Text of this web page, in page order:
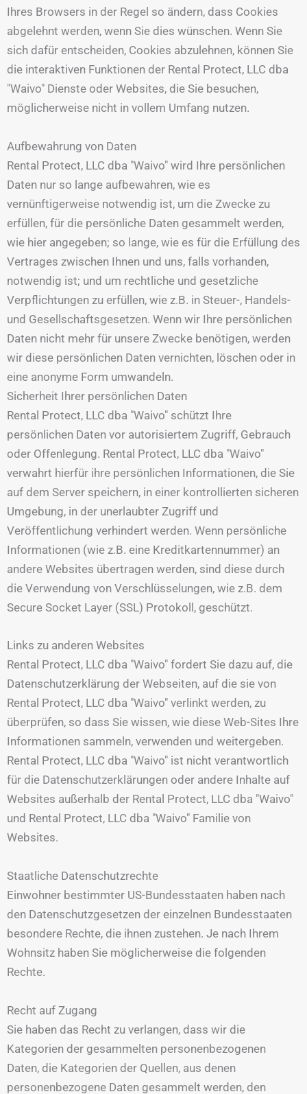
Ihres Browsers in der Regel so ändern, dass Cookies
abgelehnt werden, wenn Sie dies wünschen. Wenn Sie
sich dafür entscheiden, Cookies abzulehnen, können Sie
die interaktiven Funktionen der Rental Protect, LLC dba
"Waivo" Dienste oder Websites, die Sie besuchen,
möglicherweise nicht in vollem Umfang nutzen.
Aufbewahrung von Daten
Rental Protect, LLC dba "Waivo" wird Ihre persönlichen
Daten nur so lange aufbewahren, wie es
vernünftigerweise notwendig ist, um die Zwecke zu
erfüllen, für die persönliche Daten gesammelt werden,
wie hier angegeben; so lange, wie es für die Erfüllung des
Vertrages zwischen Ihnen und uns, falls vorhanden,
notwendig ist; und um rechtliche und gesetzliche
Verpflichtungen zu erfüllen, wie z.B. in Steuer-, Handels-
und Gesellschaftsgesetzen. Wenn wir Ihre persönlichen
Daten nicht mehr für unsere Zwecke benötigen, werden
wir diese persönlichen Daten vernichten, löschen oder in
eine anonyme Form umwandeln.
Sicherheit Ihrer persönlichen Daten
Rental Protect, LLC dba "Waivo" schützt Ihre
persönlichen Daten vor autorisiertem Zugriff, Gebrauch
oder Offenlegung. Rental Protect, LLC dba "Waivo"
verwahrt hierfür ihre persönlichen Informationen, die Sie
auf dem Server speichern, in einer kontrollierten sicheren
Umgebung, in der unerlaubter Zugriff und
Veröffentlichung verhindert werden. Wenn persönliche
Informationen (wie z.B. eine Kreditkartennummer) an
andere Websites übertragen werden, sind diese durch
die Verwendung von Verschlüsselungen, wie z.B. dem
Secure Socket Layer (SSL) Protokoll, geschützt.
Links zu anderen Websites
Rental Protect, LLC dba "Waivo" fordert Sie dazu auf, die
Datenschutzerklärung der Webseiten, auf die sie von
Rental Protect, LLC dba "Waivo" verlinkt werden, zu
überprüfen, so dass Sie wissen, wie diese Web-Sites Ihre
Informationen sammeln, verwenden und weitergeben.
Rental Protect, LLC dba "Waivo" ist nicht verantwortlich
für die Datenschutzerklärungen oder andere Inhalte auf
Websites außerhalb der Rental Protect, LLC dba "Waivo"
und Rental Protect, LLC dba "Waivo" Familie von
Websites.
Staatliche Datenschutzrechte
Einwohner bestimmter US-Bundesstaaten haben nach
den Datenschutzgesetzen der einzelnen Bundesstaaten
besondere Rechte, die ihnen zustehen. Je nach Ihrem
Wohnsitz haben Sie möglicherweise die folgenden
Rechte.
Recht auf Zugang
Sie haben das Recht zu verlangen, dass wir die
Kategorien der gesammelten personenbezogenen
Daten, die Kategorien der Quellen, aus denen
personenbezogene Daten gesammelt werden, den